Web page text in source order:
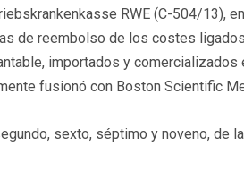
RWE (C-504/13),
de reembolso de los costes
importados y comercializados
fusionó con Boston Scientific
sexto, séptimo y noveno, de la